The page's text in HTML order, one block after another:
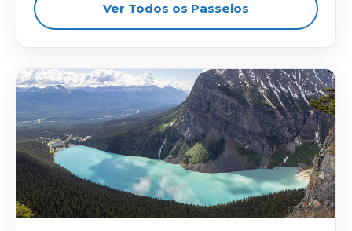
Ver Todos os Passeios